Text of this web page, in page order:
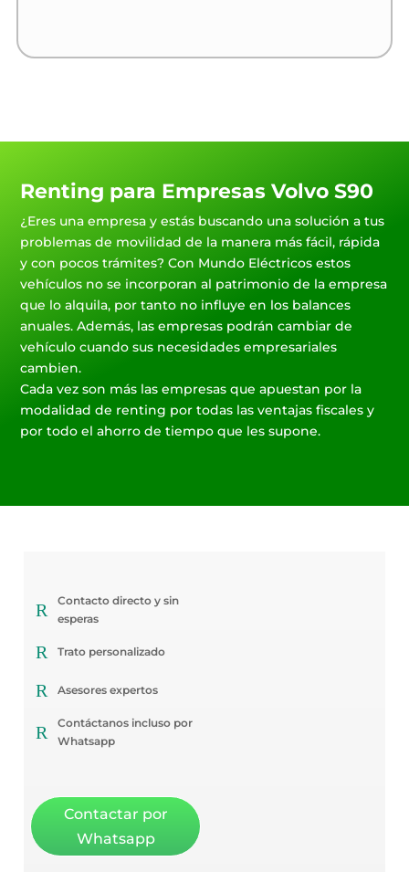
Renting para Empresas Volvo S90
¿Eres una empresa y estás buscando una solución a tus
problemas de movilidad de la manera más fácil, rápida
y con pocos trámites? Con Mundo Eléctricos estos
vehículos no se incorporan al patrimonio de la empresa
que lo alquila, por tanto no influye en los balances
anuales. Además, las empresas podrán cambiar de
vehículo cuando sus necesidades empresariales
cambien.
Cada vez son más las empresas que apuestan por la
modalidad de renting por todas las ventajas fiscales y
por todo el ahorro de tiempo que les supone.
R
Contacto directo y sin
esperas
R Trato personalizado
R Asesores expertos
R
Contáctanos incluso por
Whatsapp
Contactar por
Whatsapp